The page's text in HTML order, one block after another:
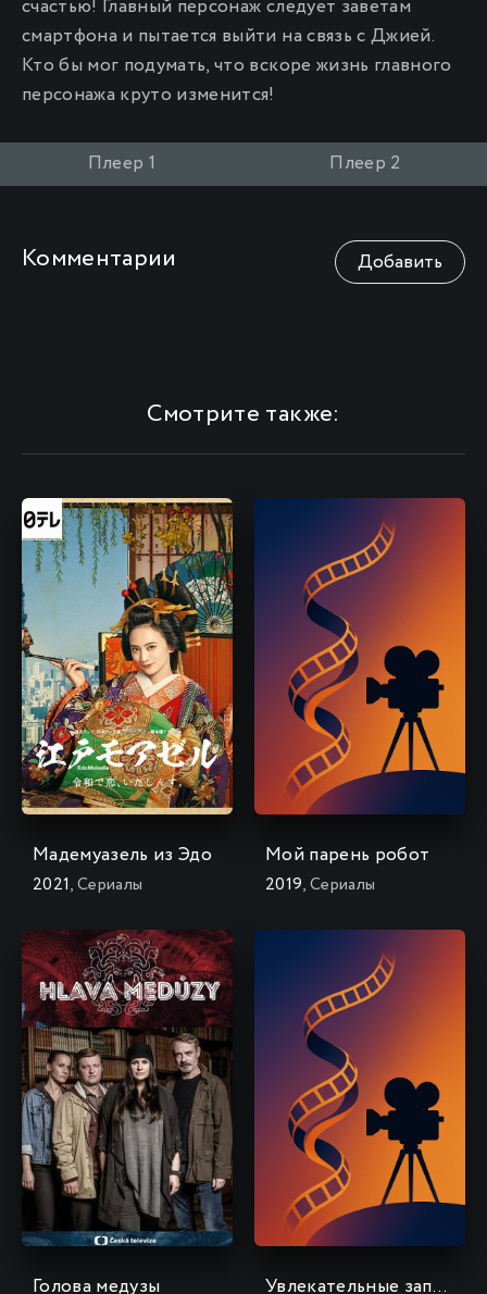
счастью! Главный персонаж следует заветам
смартфона и пытается выйти на связь с Джией.
Кто бы мог подумать, что вскоре жизнь главного
персонажа круто изменится!
Плеер 1 Плеер 2
Комментарии Добавить
Смотрите также:
Мадемуазель из Эдо
2021, Сериалы
Мой парень робот
2019, Сериалы
Голова медузы Увлекательные записки помолодевшего родителя